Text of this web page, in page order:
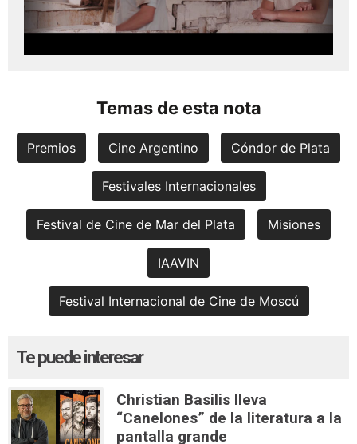
Temas de esta nota
Premios Cine Argentino Cóndor de Plata
Festivales Internacionales
Festival de Cine de Mar del Plata Misiones
IAAVIN
Festival Internacional de Cine de Moscú
Te puede interesar
Christian Basilis lleva
“Canelones” de la literatura a la
pantalla grande